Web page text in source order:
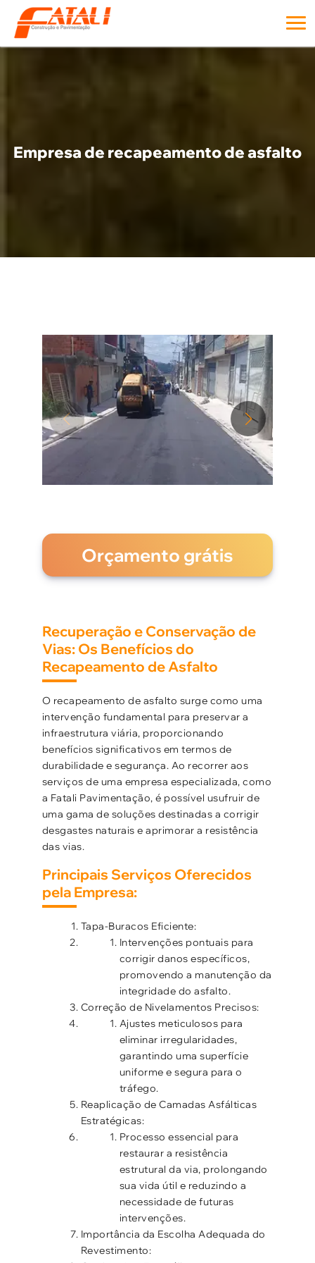
Empresa de recapeamento de asfalto
Orçamento grátis
Recuperação e Conservação de
Vias: Os Benefícios do
Recapeamento de Asfalto
O recapeamento de asfalto surge como uma
intervenção fundamental para preservar a
infraestrutura viária, proporcionando
benefícios significativos em termos de
durabilidade e segurança. Ao recorrer aos
serviços de uma empresa especializada, como
a Fatali Pavimentação, é possível usufruir de
uma gama de soluções destinadas a corrigir
desgastes naturais e aprimorar a resistência
das vias.
Principais Serviços Oferecidos
pela Empresa:
Tapa-Buracos Eficiente:
Intervenções pontuais para
corrigir danos específicos,
promovendo a manutenção da
integridade do asfalto.
Correção de Nivelamentos Precisos:
Ajustes meticulosos para
eliminar irregularidades,
garantindo uma superfície
uniforme e segura para o
tráfego.
Reaplicação de Camadas Asfálticas
Estratégicas:
Processo essencial para
restaurar a resistência
estrutural da via, prolongando
sua vida útil e reduzindo a
necessidade de futuras
intervenções.
Importância da Escolha Adequada do
Revestimento: